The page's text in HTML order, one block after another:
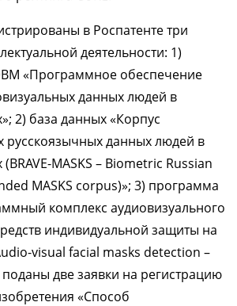
в Роспатенте три
деятельности: 1)
«Программное обеспечение
данных людей в
2) база данных «Корпус
русскоязычных данных людей в
MASKS – Biometric Russian
MASKS corpus)»; 3) программа
комплекс аудиовизуального
индивидуальной защиты на
visual facial masks detection –
поданы две заявки на регистрацию
«Способ